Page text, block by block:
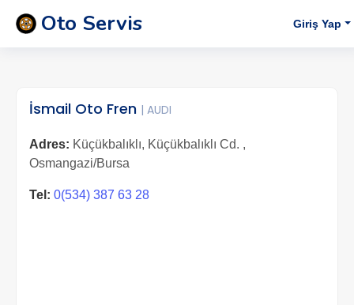
Oto Servis Giriş Yap
İsmail Oto Fren | AUDI
Adres: Küçükbalıklı, Küçükbalıklı Cd. ,
Osmangazi/Bursa
Tel: 0(534) 387 63 28